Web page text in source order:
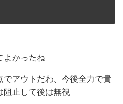
よかったね
でアウトだわ、今後全力で貴
阻止して後は無視